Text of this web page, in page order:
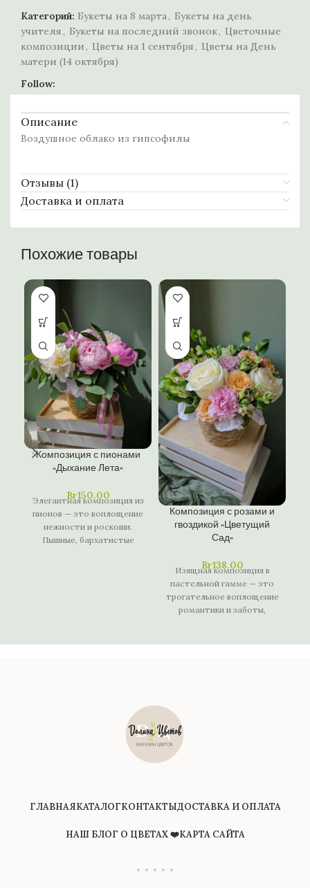
Категорий: Букеты на 8 марта, Букеты на день
учителя , Букеты на последний звонок, Цветочные
композиции , Цветы на 1 сентября , Цветы на День
матери (14 октября)
Follow:
Описание
Воздушное облако из гипсофилы
Отзывы (1)
Доставка и оплата
Похожие товары
Композиция с пионами
«Дыхание Лета»
Br150.00
Элегантная композиция из
пионов — это воплощение
нежности и роскоши.
Пышные, бархатистые
Композиция с розами и
гвоздикой «Цветущий
Сад»
Br138.00
Изящная композиция в
пастельной гамме — это
трогательное воплощение
романтики и заботы,
ГЛАВНАЯКАТАЛОГКОНТАКТЫДОСТАВКА И ОПЛАТА
НАШ БЛОГ О ЦВЕТАХ ❤️КАРТА САЙТА